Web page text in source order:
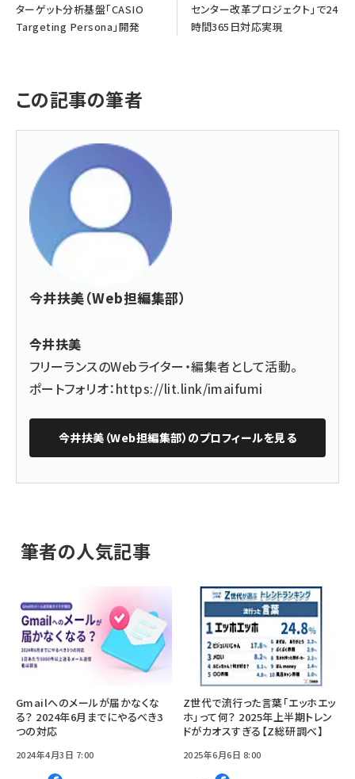
ターゲット分析基盤「CASIO
Targeting Persona」開発
センター改革プロジェクト」で24
時間365日対応実現
この記事の筆者
今井扶美（Web担編集部）
今井扶美
フリーランスのWebライター・編集者として活動。
ポートフォリオ：https://lit.link/imaifumi
今井扶美（Web担編集部） のプロフィールを見る
筆者の人気記事
Gmailへのメールが届かなくな
る？ 2024年6月までにやるべき3
つの対応
2024年4月3日 7:00
Z世代で流行った言葉「エッホエッ
ホ」って何？ 2025年上半期トレン
ドがカオスすぎる【Z総研調べ】
2025年6月6日 8:00